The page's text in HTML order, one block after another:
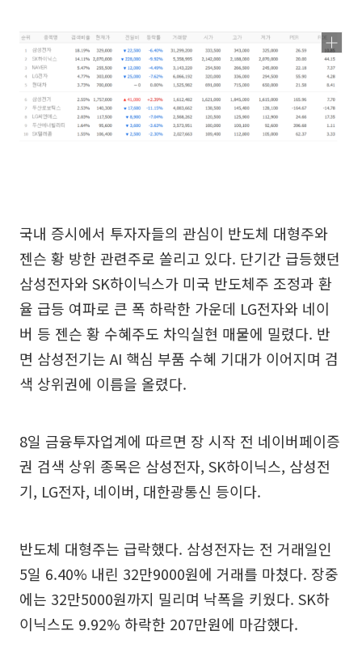
국내 증시에서 투자자들의 관심이 반도체 대형주와
젠슨 황 방한 관련주로 쏠리고 있다. 단기간 급등했던
삼성전자와 SK하이닉스가 미국 반도체주 조정과 환
율 급등 여파로 큰 폭 하락한 가운데 LG전자와 네이
버 등 젠슨 황 수혜주도 차익실현 매물에 밀렸다. 반
면 삼성전기는 AI 핵심 부품 수혜 기대가 이어지며 검
색 상위권에 이름을 올렸다.
8일 금융투자업계에 따르면 장 시작 전 네이버페이증
권 검색 상위 종목은 삼성전자, SK하이닉스, 삼성전
기, LG전자, 네이버, 대한광통신 등이다.
반도체 대형주는 급락했다. 삼성전자는 전 거래일인
5일 6.40% 내린 32만9000원에 거래를 마쳤다. 장중
에는 32만5000원까지 밀리며 낙폭을 키웠다. SK하
이닉스도 9.92% 하락한 207만원에 마감했다.